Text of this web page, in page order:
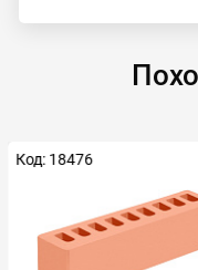
Код: 18476